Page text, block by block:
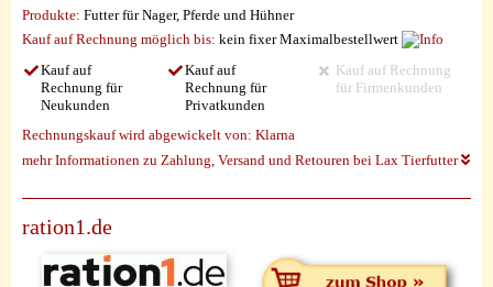
Produkte: Futter für Nager, Pferde und Hühner
Kauf auf Rechnung möglich bis: kein fixer Maximalbestellwert
Kauf auf
Rechnung für
Neukunden
Kauf auf
Rechnung für
Privatkunden
Kauf auf Rechnung
für Firmenkunden
Rechnungskauf wird abgewickelt von: Klarna
mehr Informationen zu Zahlung, Versand und Retouren bei Lax Tierfutter
ration1.de